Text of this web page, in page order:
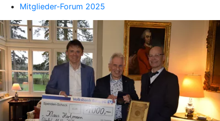
Mitglieder-Forum 2025